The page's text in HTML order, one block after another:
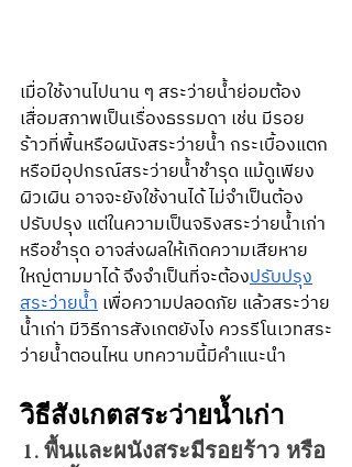
เมื่อใช้งานไปนาน ๆ สระว่ายน้ำย่อมต้อง
เสื่อมสภาพเป็นเรื่องธรรมดา เช่น มีรอย
ร้าวที่พื้นหรือผนังสระว่ายน้ำ กระเบื้องแตก
หรือมีอุปกรณ์สระว่ายน้ำชำรุด แม้ดูเพียง
ผิวเผิน อาจจะยังใช้งานได้ ไม่จำเป็นต้อง
ปรับปรุง แต่ในความเป็นจริงสระว่ายน้ำเก่า
หรือชำรุด อาจส่งผลให้เกิดความเสียหาย
ใหญ่ตามมาได้ จึงจำเป็นที่จะต้องปรับปรุง
สระว่ายน้ำเพื่อความปลอดภัย แล้วสระว่าย
น้ำเก่า มีวิธีการสังเกตยังไง ควรรีโนเวทสระ
ว่ายน้ำตอนไหน บทความนี้มีคำแนะนำ
วิธีสังเกตสระว่ายน้ำเก่า
1. พื้นและผนังสระมีรอยร้าว หรือ